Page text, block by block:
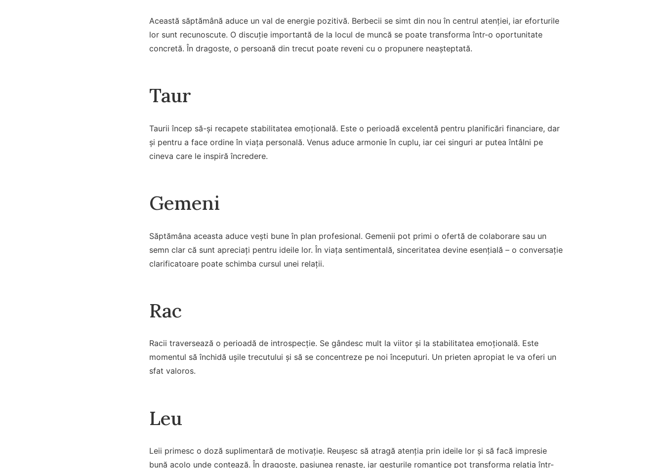
Această săptămână aduce un val de energie pozitivă. Berbecii se simt din nou în centrul atenției, iar eforturile
lor sunt recunoscute. O discuție importantă de la locul de muncă se poate transforma într-o oportunitate
concretă. În dragoste, o persoană din trecut poate reveni cu o propunere neașteptată.
Taur
Taurii încep să-și recapete stabilitatea emoțională. Este o perioadă excelentă pentru planificări financiare, dar
și pentru a face ordine în viața personală. Venus aduce armonie în cuplu, iar cei singuri ar putea întâlni pe
cineva care le inspiră încredere.
Gemeni
Săptămâna aceasta aduce vești bune în plan profesional. Gemenii pot primi o ofertă de colaborare sau un
semn clar că sunt apreciați pentru ideile lor. În viața sentimentală, sinceritatea devine esențială – o conversație
clarificatoare poate schimba cursul unei relații.
Rac
Racii traversează o perioadă de introspecție. Se gândesc mult la viitor și la stabilitatea emoțională. Este
momentul să închidă ușile trecutului și să se concentreze pe noi începuturi. Un prieten apropiat le va oferi un
sfat valoros.
Leu
Leii primesc o doză suplimentară de motivație. Reușesc să atragă atenția prin ideile lor și să facă impresie
bună acolo unde contează. În dragoste, pasiunea renaște, iar gesturile romantice pot transforma relația într-